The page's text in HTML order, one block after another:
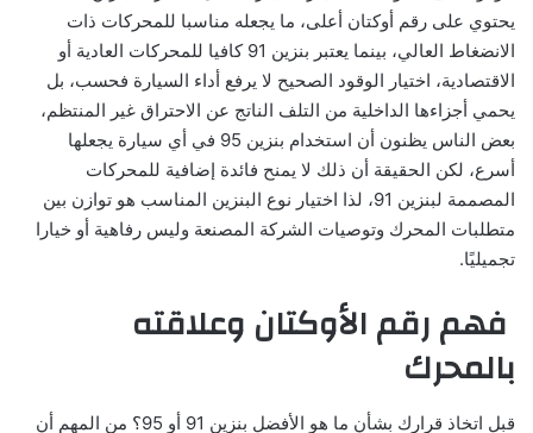
يحتوي على رقم أوكتان أعلى، ما يجعله مناسبا للمحركات ذات
الانضغاط العالي، بينما يعتبر بنزين 91 كافيا للمحركات العادية أو
الاقتصادية، اختيار الوقود الصحيح لا يرفع أداء السيارة فحسب، بل
يحمي أجزاءها الداخلية من التلف الناتج عن الاحتراق غير المنتظم،
بعض الناس يظنون أن استخدام بنزين 95 في أي سيارة يجعلها
أسرع، لكن الحقيقة أن ذلك لا يمنح فائدة إضافية للمحركات
المصممة لبنزين 91، لذا اختيار نوع البنزين المناسب هو توازن بين
متطلبات المحرك وتوصيات الشركة المصنعة وليس رفاهية أو خيارا
تجميليًا.
فهم رقم الأوكتان وعلاقته
بالمحرك
قبل اتخاذ قرارك بشأن ما هو الأفضل بنزين 91 أو 95؟ من المهم أن